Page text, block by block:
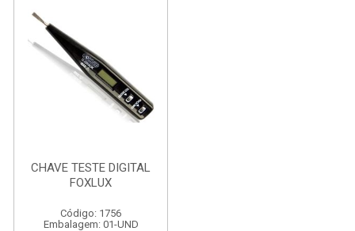
CHAVE TESTE DIGITAL
FOXLUX
Código: 1756
Embalagem: 01-UND